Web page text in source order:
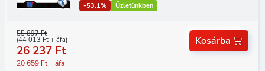
-53.1% Üzletünkben
55 897 Ft
(44 013 Ft + áfa)
26 237 Ft
20 659 Ft + áfa
Kosárba